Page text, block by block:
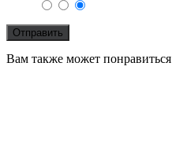
Вам также может понравиться